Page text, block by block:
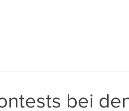
bei